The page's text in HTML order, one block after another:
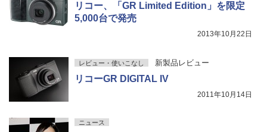
リコー、「GR Limited Edition」を限定
5,000台で発売
2013年10月22日
レビュー・使いこなし 新製品レビュー
リコーGR DIGITAL IV
2011年10月14日
ニュース